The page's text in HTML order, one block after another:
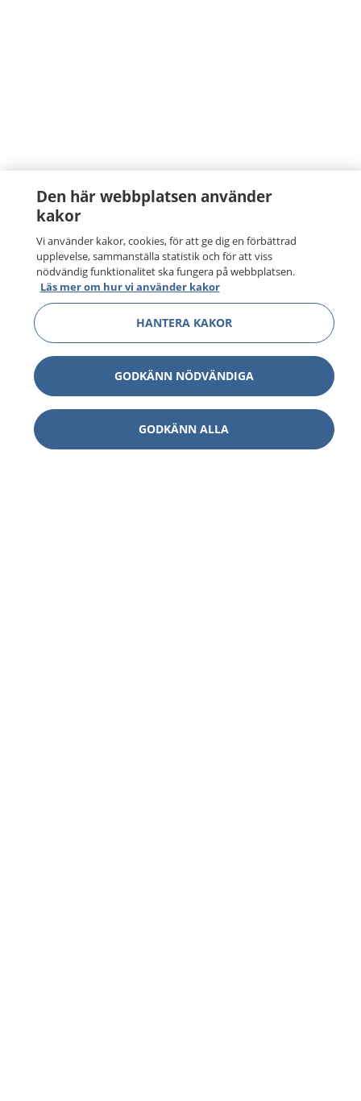
Den här webbplatsen använder
kakor
Vi använder kakor, cookies, för att ge dig en förbättrad
upplevelse, sammanställa statistik och för att viss
nödvändig funktionalitet ska fungera på webbplatsen.
Läs mer om hur vi använder kakor
HANTERA KAKOR
GODKÄNN NÖDVÄNDIGA
GODKÄNN ALLA